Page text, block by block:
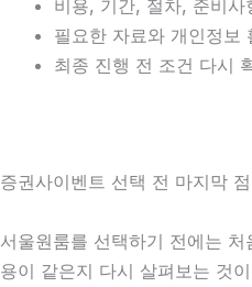
비용, 기간, 절차, 준비사
필요한 자료와 개인정보
최종 진행 전 조건 다시
증권사이벤트 선택 전 마지막
서울원룸를 선택하기 전에는
용이 같은지 다시 살펴보는 것